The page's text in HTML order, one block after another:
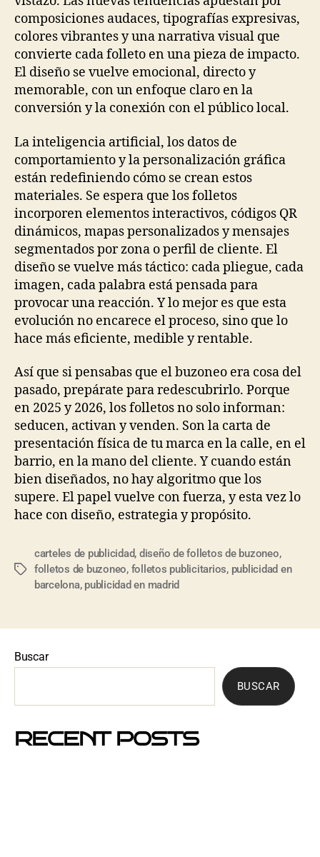
composiciones audaces, tipografías expresivas,
colores vibrantes y una narrativa visual que
convierte cada folleto en una pieza de impacto.
El diseño se vuelve emocional, directo y
memorable, con un enfoque claro en la
conversión y la conexión con el público local.
La inteligencia artificial, los datos de
comportamiento y la personalización gráfica
están redefiniendo cómo se crean estos
materiales. Se espera que los folletos
incorporen elementos interactivos, códigos QR
dinámicos, mapas personalizados y mensajes
segmentados por zona o perfil de cliente. El
diseño se vuelve más táctico: cada pliegue, cada
imagen, cada palabra está pensada para
provocar una reacción. Y lo mejor es que esta
evolución no encarece el proceso, sino que lo
hace más eficiente, medible y rentable.
Así que si pensabas que el buzoneo era cosa del
pasado, prepárate para redescubrirlo. Porque
en 2025 y 2026, los folletos no solo informan:
seducen, activan y venden. Son la carta de
presentación física de tu marca en la calle, en el
barrio, en la mano del cliente. Y cuando están
bien diseñados, no hay algoritmo que los
supere. El papel vuelve con fuerza, y esta vez lo
hace con diseño, estrategia y propósito.
carteles de publicidad, diseño de folletos de buzoneo,
folletos de buzoneo, folletos publicitarios, publicidad en
barcelona, publicidad en madrid
Buscar
BUSCAR
RECENT POSTS